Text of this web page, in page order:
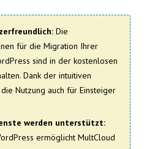
Die
für die Migration Ihrer
sind in der kostenlosen
Dank der intuitiven
Nutzung auch für Einsteiger
werden unterstützt:
ermöglicht MultCloud